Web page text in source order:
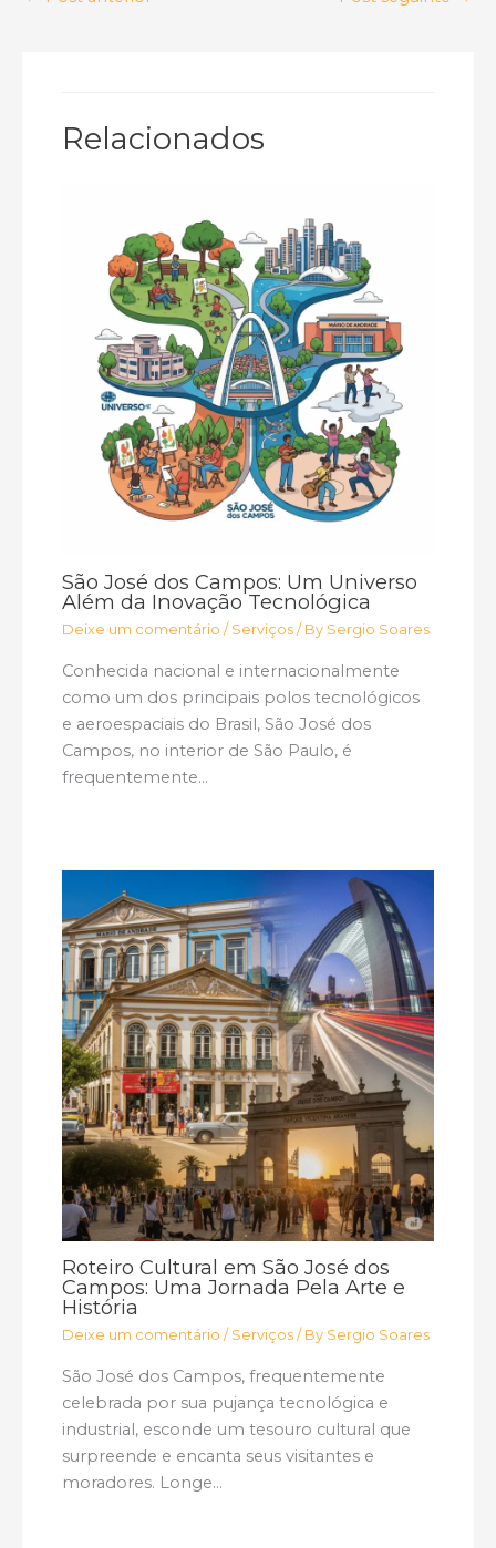
Relacionados
São José dos Campos: Um Universo
Além da Inovação Tecnológica
Deixe um comentário / Serviços / By Sergio Soares
Conhecida nacional e internacionalmente
como um dos principais polos tecnológicos
e aeroespaciais do Brasil, São José dos
Campos, no interior de São Paulo, é
frequentemente…
Roteiro Cultural em São José dos
Campos: Uma Jornada Pela Arte e
História
Deixe um comentário / Serviços / By Sergio Soares
São José dos Campos, frequentemente
celebrada por sua pujança tecnológica e
industrial, esconde um tesouro cultural que
surpreende e encanta seus visitantes e
moradores. Longe…